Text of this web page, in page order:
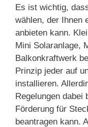
Es ist wichtig,
wählen, der Ihnen
anbieten kann.
Mini Solaranlage,
Balkonkraftwerk
Prinzip jeder auf
installieren.
Regelungen dabei
Förderung für
beantragen kann.